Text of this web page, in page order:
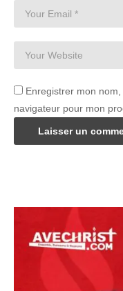
Enregistrer mon
navigateur pour mon